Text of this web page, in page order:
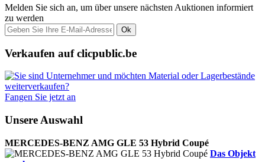
Melden Sie sich an, um über unsere nächsten Auktionen informiert
zu werden
Ok
Verkaufen auf clicpublic.be
Fangen Sie jetzt an
Unsere Auswahl
MERCEDES-BENZ AMG GLE 53 Hybrid Coupé
Das Objekt